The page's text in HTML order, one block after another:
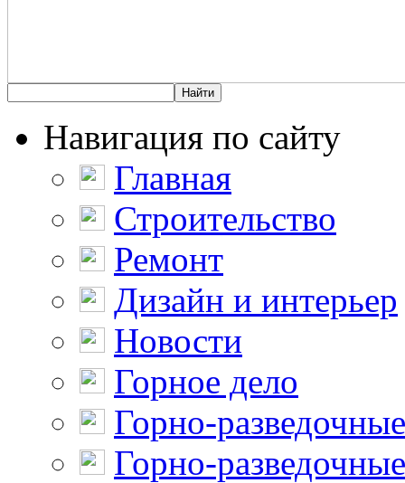
Навигация по сайту
Главная
Строительство
Ремонт
Дизайн и интерьер
Новости
Горное дело
Горно-
Горно-